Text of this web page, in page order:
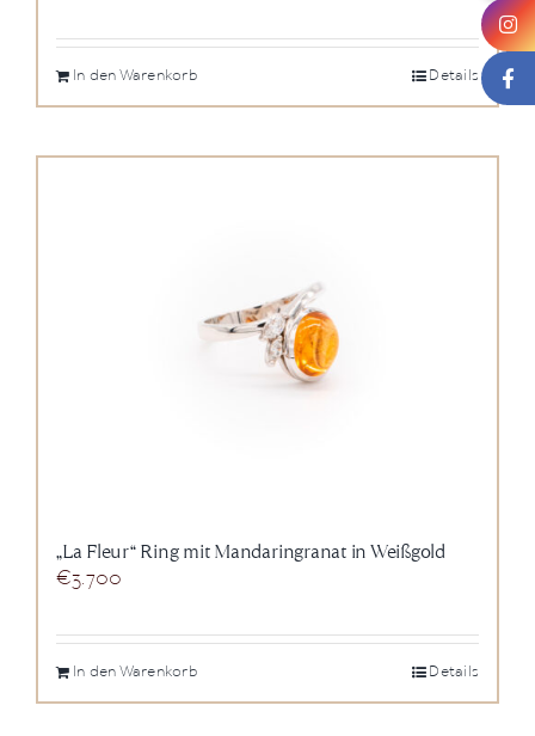
In den Warenkorb Details
„La Fleur“ Ring mit Mandaringranat in Weißgold
€3.700
In den Warenkorb Details